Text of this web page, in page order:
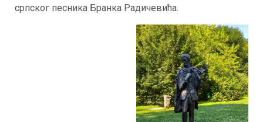
српског песника Бранка Радичевића.